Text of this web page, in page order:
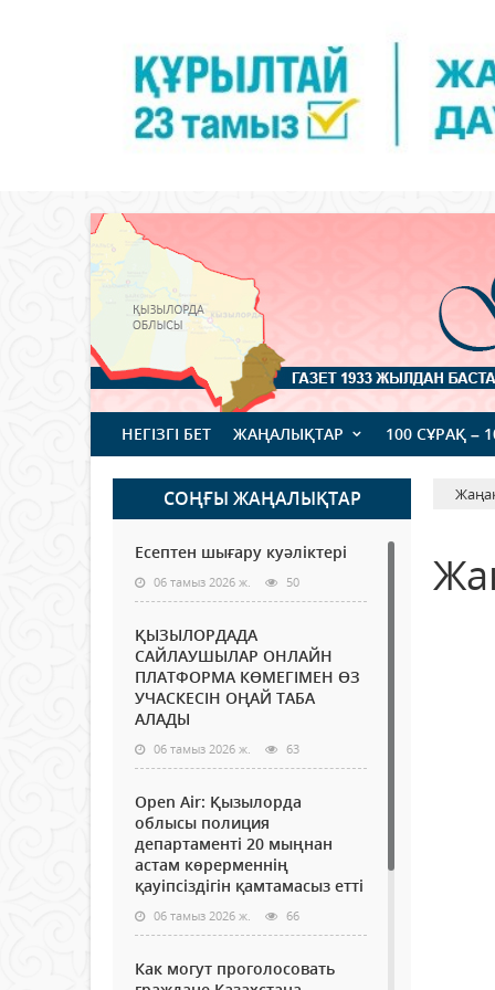
НЕГІЗГІ БЕТ ЖАҢАЛЫҚТАР 100 СҰРАҚ –
СОҢҒЫ ЖАҢАЛЫҚТАР
Есептен шығару куәліктері
06 тамыз 2026 ж. 50
ҚЫЗЫЛОРДАДА
САЙЛАУШЫЛАР ОНЛАЙН
ПЛАТФОРМА КӨМЕГІМЕН ӨЗ
УЧАСКЕСІН ОҢАЙ ТАБА
АЛАДЫ
06 тамыз 2026 ж. 63
Open Air: Қызылорда
облысы полиция
департаменті 20 мыңнан
астам көрерменнің
қауіпсіздігін қамтамасыз етті
06 тамыз 2026 ж. 66
Как могут проголосовать